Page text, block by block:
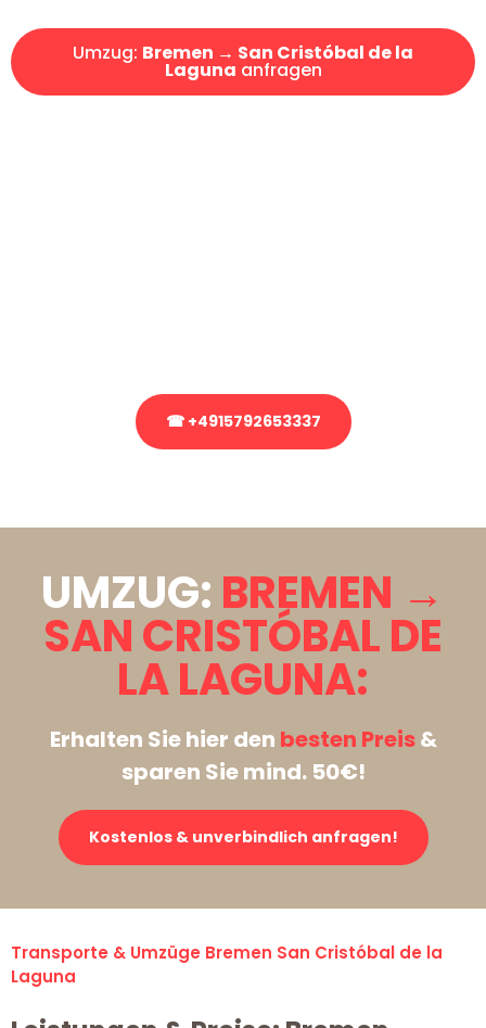
Umzug: Bremen → San Cristóbal de la
Laguna anfragen
☎ +4915792653337
UMZUG: BREMEN →
SAN CRISTÓBAL DE
LA LAGUNA:
Erhalten Sie hier den besten Preis&
sparen Sie mind. 50€!
Kostenlos & unverbindlich anfragen!
Transporte & Umzüge Bremen San Cristóbal de la
Laguna